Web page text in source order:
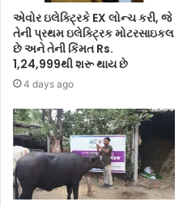
એવોર ઇલેક્ટ્રિકે EX લોન્ચ કરી, જે
તેની પ્રથમ ઇલેક્ટ્રિક મોટરસાઇકલ
છે અને તેની કિંમત Rs.
1,24,999થી શરૂ થાય છે
4 days ago